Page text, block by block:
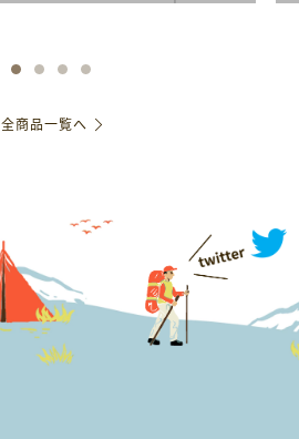
全商品一覧へ